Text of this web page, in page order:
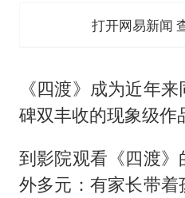
打开网易新闻
《四渡》成为近年
碑双丰收的现象级作
到影院观看《四渡
外多元：有家长带